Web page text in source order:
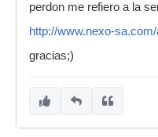
perdon me refiero a la
http://www.nexo-
gracias;)